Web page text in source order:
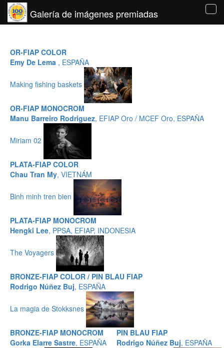
Galería de imágenes premiadas
OR-FIAP COLOR
Emy De Lema , ESPAÑA
Making fishing baskets
OR-FIAP MONOCROM
Manu Barreiro Rodriguez, EFIAP Oro / MCEF Oro, ESPAÑA
Miriam 02
PLATA-FIAP COLOR
Chau Tran My, VIETNÁM
Binh minh tren bien
PLATA-FIAP MONOCROM
Hengki Lee, PPSA, EFIAP, INDONESIA
The Voyagers
BRONZE-FIAP COLOR / PIN BLAU FIAP
Rodrigo Núñez Buj, ESPAÑA
La magia de Stokksnes
BRONZE-FIAP MONOCROM
Gorka Elarre Sastre, ESPAÑA
PIN BLAU FIAP
Rodrigo Núñez Buj, ESPAÑA